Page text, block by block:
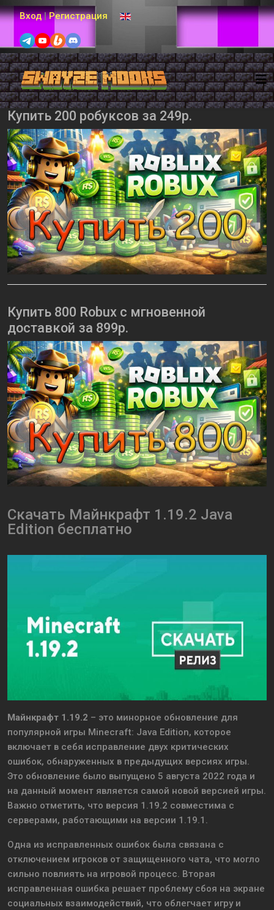
Вход | Регистрация Выберите язык
Купить 200 робуксов за 249р.
Купить 800 Robux с мгновенной
доставкой за 899р.
Скачать Майнкрафт 1.19.2 Java
Edition бесплатно
Майнкрафт 1.19.2 – это минорное обновление для
популярной игры Minecraft: Java Edition, которое
включает в себя исправление двух критических
ошибок, обнаруженных в предыдущих версиях игры.
Это обновление было выпущено 5 августа 2022 года и
на данный момент является самой новой версией игры.
Важно отметить, что версия 1.19.2 совместима с
серверами, работающими на версии 1.19.1.
Одна из исправленных ошибок была связана с
отключением игроков от защищенного чата, что могло
сильно повлиять на игровой процесс. Вторая
исправленная ошибка решает проблему сбоя на экране
социальных взаимодействий, что облегчает игру и